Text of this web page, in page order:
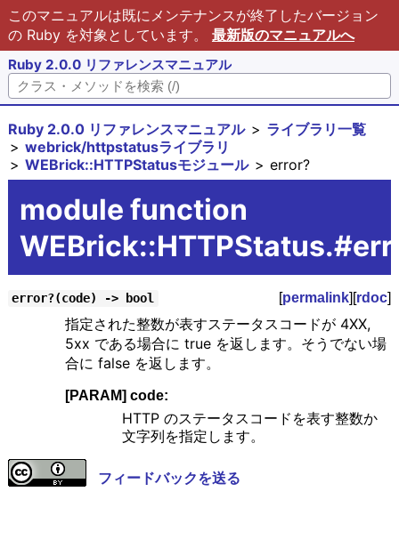
このマニュアルは既にメンテナンスが終了したバージョン
の Ruby を対象としています。 最新版のマニュアルへ
Ruby 2.0.0 リファレンスマニュアル
Ruby 2.0.0 リファレンスマニュアル
ライブラリ一覧
webrick/httpstatusライブラリ
WEBrick::HTTPStatusモジュール
error?
module function
error?(code) -> bool [permalink][rdoc]
指定された整数が表すステータスコードが 4XX,
5xx である場合に true を返します。そうでない場
合に false を返します。
[PARAM] code:
HTTP のステータスコードを表す整数か
文字列を指定します。
フィードバックを送る